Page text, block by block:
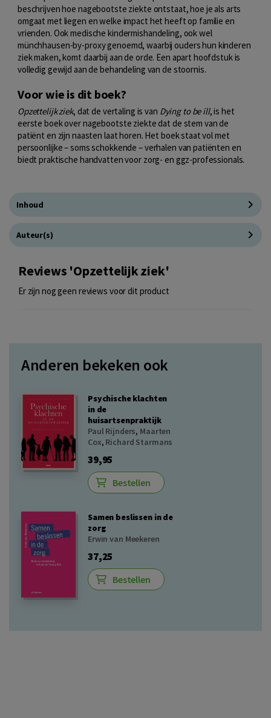
beschrijven hoe nagebootste ziekte ontstaat, hoe je als arts
omgaat met liegen en welke impact het heeft op familie en
vrienden. Ook medische kindermishandeling, ook wel
münchhausen-by-proxy genoemd, waarbij ouders hun kinderen
ziek maken, komt daarbij aan de orde. Een apart hoofdstuk is
volledig gewijd aan de behandeling van de stoornis.
Voor wie is dit boek?
Opzettelijk ziek, dat de vertaling is van Dying to be ill, is het
eerste boek over nagebootste ziekte dat de stem van de
patiënt en zijn naasten laat horen. Het boek staat vol met
persoonlijke – soms schokkende – verhalen van patiënten en
biedt praktische handvatten voor zorg- en ggz-professionals.
Inhoud
Auteur(s)
Reviews 'Opzettelijk ziek'
Er zijn nog geen reviews voor dit product
Anderen bekeken ook
Psychische klachten
in de
huisartsenpraktijk
Paul Rijnders, Maarten
Cox, Richard Starmans
39,95
Bestellen
Samen beslissen in de
zorg
Erwin van Meekeren
37,25
Bestellen